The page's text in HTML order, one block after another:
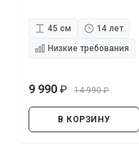
45 см
14 лет
Низкие требования
9 990
14 990
В КОРЗИНУ